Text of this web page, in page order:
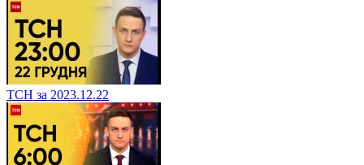
ТСН за 2023.12.22